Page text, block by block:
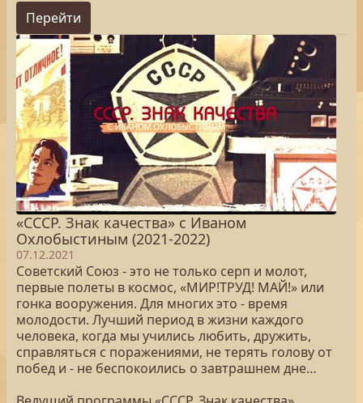
Перейти
«СССР. Знак качества» с Иваном
Охлобыстиным (2021-2022)
07.12.2021
Советский Союз - это не только серп и молот,
первые полеты в космос, «МИР!ТРУД! МАЙ!» или
гонка вооружения. Для многих это - время
молодости. Лучший период в жизни каждого
человека, когда мы учились любить, дружить,
справляться с поражениями, не терять голову от
побед и - не беспокоились о завтрашнем дне…